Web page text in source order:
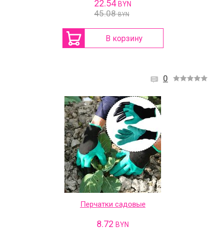
22.54 BYN
45.08 BYN
В корзину
0
Перчатки садовые
8.72 BYN